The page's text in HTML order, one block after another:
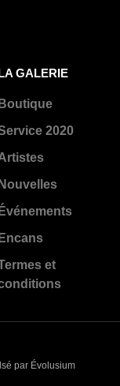
GALERIE
Boutique
2020
Nouvelles
Événements
Encans
et
par Évolusium